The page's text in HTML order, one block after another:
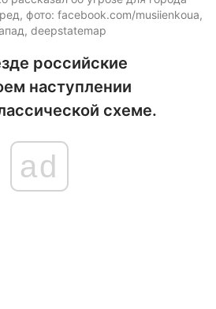
фото: facebook.com/musiienkoua,
deepstatemap
российские
наступлении
схеме.
ad